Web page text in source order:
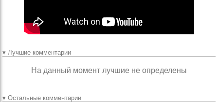
▾ Лучшие комментарии
На данный момент лучшие не определены
▾ Остальные комментарии